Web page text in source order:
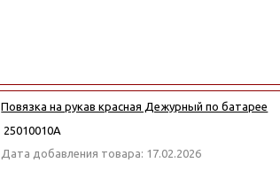
Повязка на рукав красная Дежурный по батарее
25010010А
Дата добавления товара: 17.02.2026